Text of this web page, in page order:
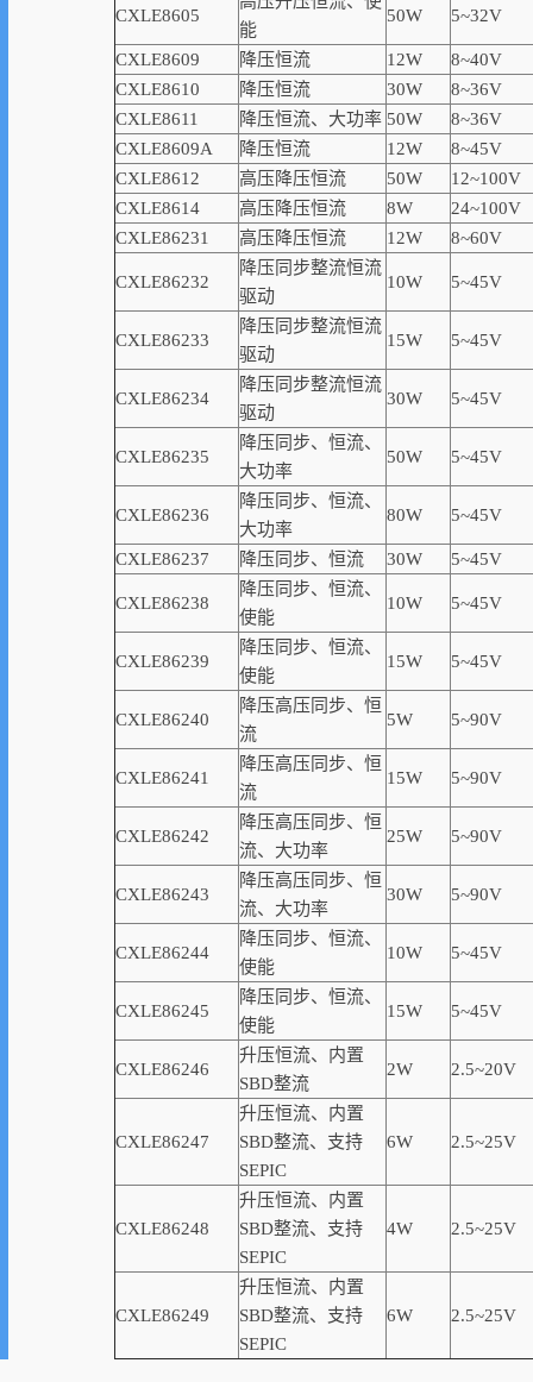
CXLE8605
能
50W 5~32V
CXLE8609 降压恒流 12W
8~40V
CXLE8610
降压恒流 30W
8~36V
CXLE8611
降压恒流、大功率 50W
8~36V
CXLE8609A
降压恒流 12W
8~45V
CXLE8612
高压降压恒流 50W
12~100V
CXLE8614
高压降压恒流 8W
24~100V
CXLE86231
高压降压恒流 12W 8~60V
CXLE86232
降压同步整流恒流
驱动
10W 5~45V
CXLE86233
降压同步整流恒流
驱动
15W 5~45V
CXLE86234
降压同步整流恒流
驱动
30W 5~45V
CXLE86235
降压同步、恒流、
大功率
50W 5~45V
CXLE86236
降压同步、恒流、
大功率
80W 5~45V
CXLE86237 降压同步、恒流 30W 5~45V
CXLE86238
降压同步、恒流、
使能
10W 5~45V
CXLE86239
降压同步、恒流、
使能
15W 5~45V
CXLE86240
降压高压同步、恒
流
5W 5~90V
CXLE86241
降压高压同步、恒
流
15W 5~90V
CXLE86242
降压高压同步、恒
流、大功率
25W 5~90V
CXLE86243
降压高压同步、恒
流、大功率
30W 5~90V
CXLE86244
降压同步、恒流、
使能
10W 5~45V
CXLE86245
降压同步、恒流、
使能
15W 5~45V
CXLE86246
升压恒流、内置
SBD整流
2W 2.5~20V
CXLE86247
升压恒流、内置
SBD整流、支持
SEPIC
6W 2.5~25V
CXLE86248
升压恒流、内置
SBD整流、支持
SEPIC
4W 2.5~25V
CXLE86249
升压恒流、内置
SBD整流、支持
SEPIC
6W 2.5~25V